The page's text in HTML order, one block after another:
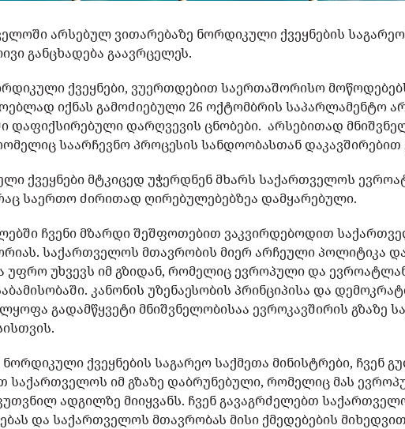
არსებულ ვითარებაზე ნორდიკული ქვეყნების საგარეო
განცხადება გაავრცელეს.
ქვეყნები, ვუერთდებით საერთაშორისო
იქნას გამოძიებული 26 ოქტომბრის საპარლამენტო
დაფიქსირებული დარღვევის ცნობები. არსებითად
საარჩევნო პროცესის სანდოობასთან დაკავშირებით
ქვეყნები მტკიცედ უჭერდნენ მხარს საქართველოს
საერთო ძირითად ღირებულებებზეა დამყარებული.
ჩვენი მზარდი შეშფოთებით ვაკვირდებოდით
საქართველოს მთავრობის მიერ არჩეული პოლიტიკა
უხვევს იმ გზიდან, რომელიც ევროპული და
კანონის უზენაესობის პრინციპისა და
გადამწყვეტი მნიშვნელობისაა ევროკავშირის გზაზე
ქვეყნების საგარეო საქმეთა მინისტრები, ჩვენ
საქართველოს იმ გზაზე დაბრუნებული, რომელიც მას
ადგილზე მიიყვანს. ჩვენ გავაგრძელებთ
და საქართველოს მთავრობას მისი ქმედებების